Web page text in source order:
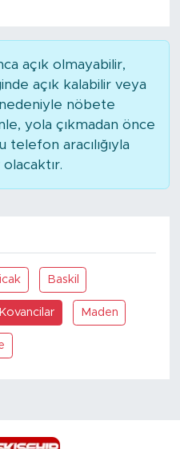
açık olmayabilir,
açık kalabilir veya
nöbete
yola çıkmadan önce
telefon aracılığıyla
Baskil
Kovancilar Maden